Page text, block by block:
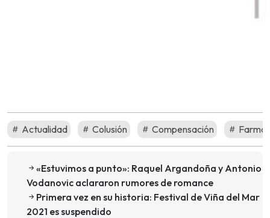
Actualidad Colusión Compensación
«Estuvimos a punto»: Raquel Argandoña y Antonio
Vodanovic aclararon rumores de romance
Primera vez en su historia: Festival de Viña del Mar
2021 es suspendido